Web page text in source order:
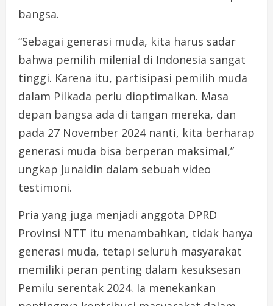
bangsa.
“Sebagai generasi muda, kita harus sadar
bahwa pemilih milenial di Indonesia sangat
tinggi. Karena itu, partisipasi pemilih muda
dalam Pilkada perlu dioptimalkan. Masa
depan bangsa ada di tangan mereka, dan
pada 27 November 2024 nanti, kita berharap
generasi muda bisa berperan maksimal,”
ungkap Junaidin dalam sebuah video
testimoni.
Pria yang juga menjadi anggota DPRD
Provinsi NTT itu menambahkan, tidak hanya
generasi muda, tetapi seluruh masyarakat
memiliki peran penting dalam kesuksesan
Pemilu serentak 2024. Ia menekankan